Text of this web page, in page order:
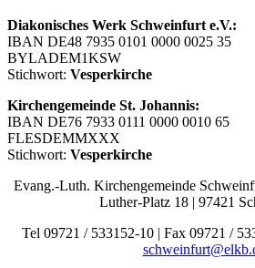
Diakonisches Werk Schweinfurt e.V.:
IBAN DE48 7935 0101 0000 0025 35
BYLADEM1KSW
Stichwort: Vesperkirche
Kirchengemeinde St. Johannis:
IBAN DE76 7933 0111 0000 0010 65
FLESDEMMXXX
Stichwort: Vesperkirche
Evang.-Luth. Kirchengemeinde
Luther-Platz 18 | 97421
Tel 09721 / 533152-10 | Fax 09721 /